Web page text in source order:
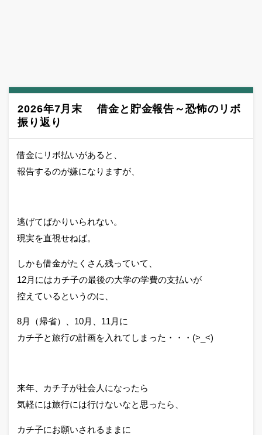
2026年7月末 借金と貯金報告～恐怖のリボ
振り返り
借金にリボ払いがあると、
報告するのが嫌になりますが、
逃げてばかりいられない。
現実を直視せねば。
しかも借金がたくさん残っていて、
12月にはカチ子の最後の大学の学費の支払いが
控えているというのに、
8月（帰省）、10月、11月に
カチ子と旅行の計画を入れてしまった・・・(>_<)
来年、カチ子が社会人になったら
気軽には旅行には行けないなと思ったら、
カチ子にお願いされるままに